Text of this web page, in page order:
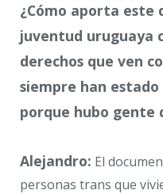
¿Cómo aporta este
juventud uruguaya
derechos que ven
siempre han
porque hubo gente
Alejandro: El
personas trans que